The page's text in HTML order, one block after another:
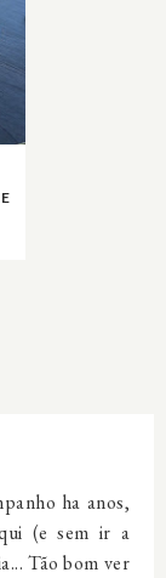
ha anos,
(e sem ir a
Tão bom ver